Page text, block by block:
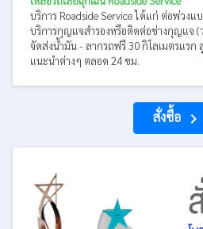
บริการ Roadside Service ได้แก่ ต่อพ่วงแ
บริการกุญแจสำรองหรือติดต่อช่างกุญแจ (
จัดส่งน้ำมัน - ลากรถฟรี 30 กิโลเมตรแรก
แนะนำต่างๆ ตลอด 24 ชม.
สั่งซื้อ navigate_next